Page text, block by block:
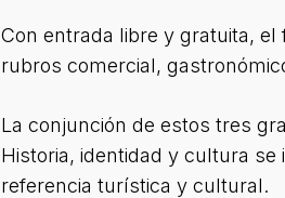
Con entrada libre y gratuita,
rubros comercial,
La conjunción de estos tres
Historia, identidad y cultura
referencia turística y cultural.